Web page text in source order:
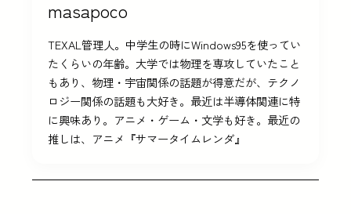
masapoco
TEXAL管理人。中学生の時にWindows95を使ってい
たくらいの年齢。大学では物理を専攻していたこと
もあり、物理・宇宙関係の話題が得意だが、テクノ
ロジー関係の話題も大好き。最近は半導体関連に特
に興味あり。アニメ・ゲーム・文学も好き。最近の
推しは、アニメ『サマータイムレンダ』